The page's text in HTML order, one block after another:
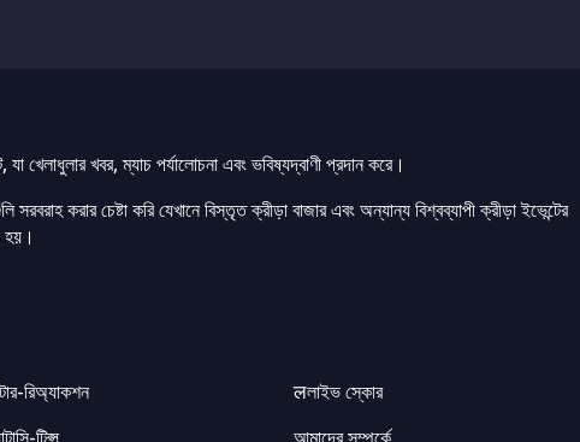
খবর, ম্যাচ পর্যালোচনা এবং ভবিষ্যদ্বাণী প্রদান করে।
সরবরাহ করার চেষ্টা করি যেখানে বিস্তৃত ক্রীড়া বাজার এবং অন্যান্য বিশ্বব্যাপী ক্রীড়া ইভেন্টের
হয়।
রিঅ্যাকশন
लলাইভ স্কোর